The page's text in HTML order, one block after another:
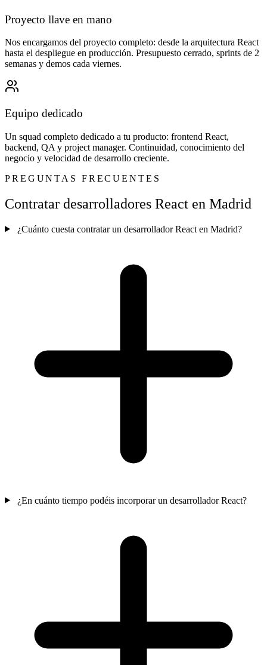
Proyecto llave en mano
Nos encargamos del proyecto completo: desde la arquitectura React
hasta el despliegue en producción. Presupuesto cerrado, sprints de 2
semanas y demos cada viernes.
Equipo dedicado
Un squad completo dedicado a tu producto: frontend React,
backend, QA y project manager. Continuidad, conocimiento del
negocio y velocidad de desarrollo creciente.
PREGUNTAS FRECUENTES
Contratar desarrolladores React en Madrid
¿Cuánto cuesta contratar un desarrollador React en Madrid?
¿En cuánto tiempo podéis incorporar un desarrollador React?